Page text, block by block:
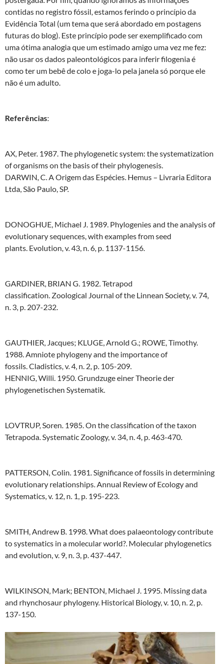
contidas no registro fóssil, estamos ferindo o princípio da
Evidência Total (um tema que será abordado em postagens
futuras do blog). Este princípio pode ser exemplificado com
uma ótima analogia que um estimado amigo uma vez me fez:
não usar os dados paleontológicos para inferir filogenia é
como ter um bebê de colo e joga-lo pela janela só porque ele
não é um adulto.
Referências:
AX, Peter. 1987. The phylogenetic system: the systematization
of organisms on the basis of their phylogenesis.
DARWIN, C. A Origem das Espécies. Hemus – Livraria Editora
Ltda, São Paulo, SP.
DONOGHUE, Michael J. 1989. Phylogenies and the analysis of
evolutionary sequences, with examples from seed
plants. Evolution, v. 43, n. 6, p. 1137-1156.
GARDINER, BRIAN G. 1982. Tetrapod
classification. Zoological Journal of the Linnean Society, v. 74,
n. 3, p. 207-232.
GAUTHIER, Jacques; KLUGE, Arnold G.; ROWE, Timothy.
1988. Amniote phylogeny and the importance of
fossils. Cladistics, v. 4, n. 2, p. 105-209.
HENNIG, Willi. 1950. Grundzuge einer Theorie der
phylogenetischen Systematik.
LOVTRUP, Soren. 1985. On the classification of the taxon
Tetrapoda. Systematic Zoology, v. 34, n. 4, p. 463-470.
PATTERSON, Colin. 1981. Significance of fossils in determining
evolutionary relationships. Annual Review of Ecology and
Systematics, v. 12, n. 1, p. 195-223.
SMITH, Andrew B. 1998. What does palaeontology contribute
to systematics in a molecular world?. Molecular phylogenetics
and evolution, v. 9, n. 3, p. 437-447.
WILKINSON, Mark; BENTON, Michael J. 1995. Missing data
and rhynchosaur phylogeny. Historical Biology, v. 10, n. 2, p.
137-150.